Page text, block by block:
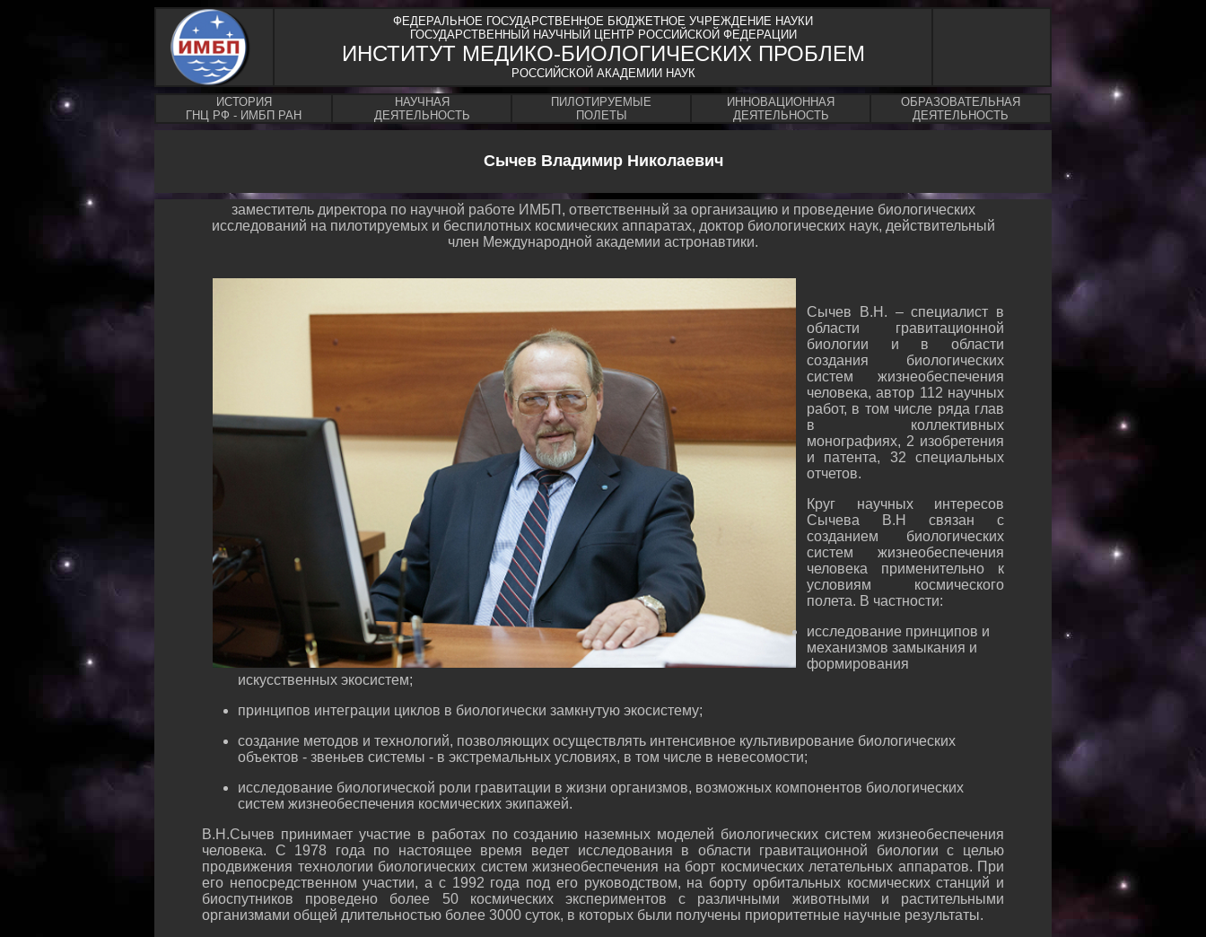
ФЕДЕРАЛЬНОЕ ГОСУДАРСТВЕННОЕ БЮДЖЕТНОЕ УЧРЕЖДЕНИЕ НАУКИ
ГОСУДАРСТВЕННЫЙ НАУЧНЫЙ ЦЕНТР РОССИЙСКОЙ ФЕДЕРАЦИИ
ИНСТИТУТ МЕДИКО-БИОЛОГИЧЕСКИХ ПРОБЛЕМ
РОССИЙСКОЙ АКАДЕМИИ НАУК
ИСТОРИЯ
ГНЦ РФ - ИМБП РАН
НАУЧНАЯ
ДЕЯТЕЛЬНОСТЬ
ПИЛОТИРУЕМЫЕ
ПОЛЕТЫ
ИННОВАЦИОННАЯ
ДЕЯТЕЛЬНОСТЬ
ОБРАЗОВАТЕЛЬНАЯ
ДЕЯТЕЛЬНОСТЬ
Сычев Владимир Николаевич
заместитель директора по научной работе ИМБП, ответственный за организацию и проведение биологических
исследований на пилотируемых и беспилотных космических аппаратах, доктор биологических наук, действительный
член Международной академии астронавтики.
Сычев В.Н. – специалист в
области гравитационной
биологии и в области
создания биологических
систем жизнеобеспечения
человека, автор 112 научных
работ, в том числе ряда глав
в коллективных
монографиях, 2 изобретения
и патента, 32 специальных
отчетов.
Круг научных интересов
Сычева В.Н связан с
созданием биологических
систем жизнеобеспечения
человека применительно к
условиям космического
полета. В частности:
исследование принципов и
механизмов замыкания и
формирования
искусственных экосистем;
принципов интеграции циклов в биологически замкнутую экосистему;
создание методов и технологий, позволяющих осуществлять интенсивное культивирование биологических
объектов - звеньев системы - в экстремальных условиях, в том числе в невесомости;
исследование биологической роли гравитации в жизни организмов, возможных компонентов биологических
систем жизнеобеспечения космических экипажей.
В.Н.Сычев принимает участие в работах по созданию наземных моделей биологических систем жизнеобеспечения
человека. С 1978 года по настоящее время ведет исследования в области гравитационной биологии с целью
продвижения технологии биологических систем жизнеобеспечения на борт космических летательных аппаратов. При
его непосредственном участии, а с 1992 года под его руководством, на борту орбитальных космических станций и
биоспутников проведено более 50 космических экспериментов с различными животными и растительными
организмами общей длительностью более 3000 суток, в которых были получены приоритетные научные результаты.